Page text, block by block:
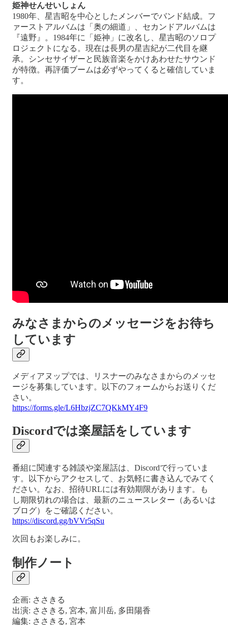
姫神せんせいしょん
1980年、星吉昭を中心としたメンバーでバンド結成。フ
ァーストアルバムは「奥の細道」、セカンドアルバムは
『遠野』。1984年に「姫神」に改名し、星吉昭のソロプ
ロジェクトになる。現在は長男の星吉紀が二代目を継
承。シンセサイザーと民族音楽をかけあわせたサウンド
が特徴。再評価ブームは必ずやってくると確信していま
す。
みなさまからのメッセージをお待ち
しています
メディアヌップでは、リスナーのみなさまからのメッセ
ージを募集しています。以下のフォームからお送りくだ
さい。
https://forms.gle/L6HbzjZC7QKkMY4F9
Discordでは楽屋話をしています
番組に関連する雑談や楽屋話は、Discordで行っていま
す。以下からアクセスして、お気軽に書き込んでみてく
ださい。なお、招待URLには有効期限があります。も
し期限切れの場合は、最新のニュースレター（あるいは
ブログ）をご確認ください。
https://discord.gg/bVVr5qSu
次回もお楽しみに。
制作ノート
企画: ささきる
出演: ささきる, 宮本, 富川岳, 多田陽香
編集: ささきる, 宮本